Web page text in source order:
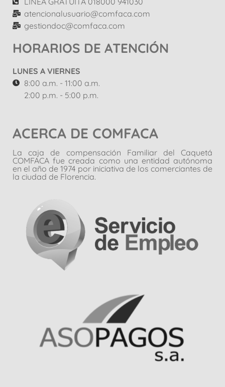
atencionalusuario@comfaca.com
gestiondoc@comfaca.com
HORARIOS DE ATENCIÓN
LUNES A VIERNES
8:00 a.m. - 11:00 a.m.
2:00 p.m. - 5:00 p.m.
ACERCA DE COMFACA
La caja de compensación Familiar del Caquetá
COMFACA fue creada como una entidad autónoma
en el año de 1974 por iniciativa de los comerciantes de
la ciudad de Florencia.